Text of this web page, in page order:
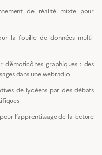
de réalité mixte pour
la fouille de données multi-
graphiques : des
dans une webradio
de lycéens par des débats
l’apprentissage de la lecture